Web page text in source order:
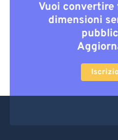
Vuoi
dimensioni